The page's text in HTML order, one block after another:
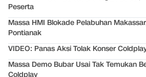
Peserta
Massa HMI Blokade Pelabuhan
Pontianak
VIDEO: Panas Aksi Tolak Konser
Massa Demo Bubar Usai Tak Temukan
Coldplay